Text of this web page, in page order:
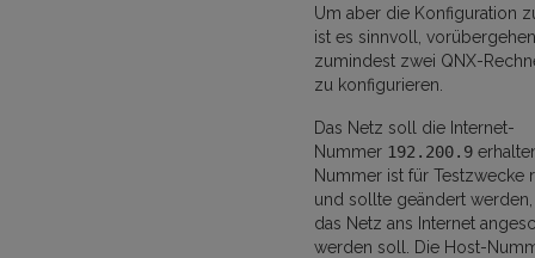
Um aber die Konfiguration
ist es sinnvoll,
zumindest zwei QNX-
zu konfigurieren.
Das Netz soll die Internet-
Nummer 192.200.9
Nummer ist für Testzwecke
und sollte geändert
das Netz ans Internet
werden soll. Die Host-